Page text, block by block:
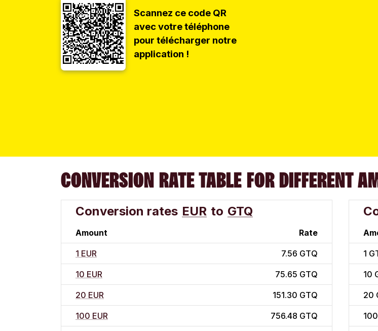
Scannez ce code QR
avec votre téléphone
pour télécharger notre
application !
CONVERSION RATE TABLE FOR DIFFERENT
Conversion rates EUR to GTQ
Amount Rate
1 EUR 7.56 GTQ
10 EUR 75.65 GTQ
20 EUR 151.30 GTQ
100 EUR 756.48 GTQ
1
10
20
100